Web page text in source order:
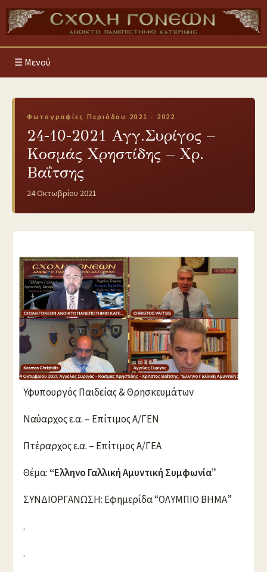
Μενού
Φωτογραφίες Περιόδου 2021 - 2022
24-10-2021 Aγγ.Συρίγος –
Κοσμάς Χρηστίδης – Χρ.
Βαΐτσης
24 Οκτωβρίου 2021
Υφυπουργός Παιδείας & Θρησκευμάτων
Ναύαρχος ε.α. – Επίτιμος Α/ΓΕΝ
Πτέραρχος ε.α. – Επίτιμος Α/ΓΕΑ
Θέμα: “Ελληνο Γαλλική Αμυντική Συμφωνία”
ΣΥΝΔΙΟΡΓΑΝΩΣΗ: Εφημερίδα “ΟΛΥΜΠΙΟ ΒΗΜΑ”
.
.